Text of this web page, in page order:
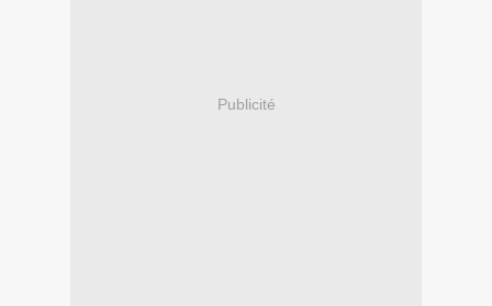
Publicité